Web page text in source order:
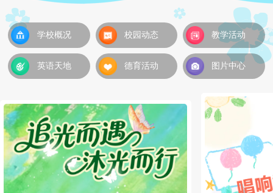
学校概况 校园动态 教学活动
英语天地 德育活动 图片中心